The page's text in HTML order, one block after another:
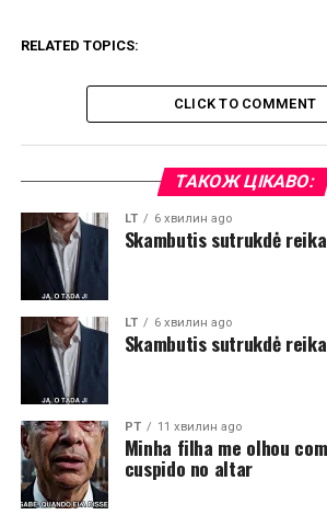
RELATED TOPICS:
CLICK TO COMMENT
ТАКОЖ ЦІКАВО:
LT 6 хвилин ago
Skambutis sutrukdė
LT 6 хвилин ago
Skambutis sutrukdė
PT 11 хвилин ago
Minha filha me olhou
cuspido no altar